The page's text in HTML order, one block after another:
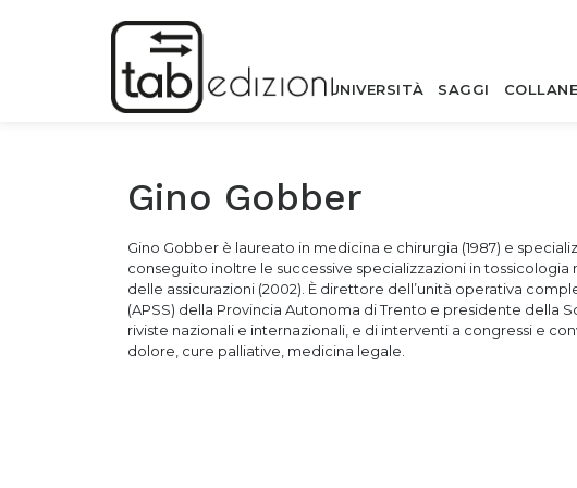
UNIVERSITÀ SAGGI COLLANE
Gino Gobber
Gino Gobber è laureato in medicina e chirurgia (1987) e
conseguito inoltre le successive specializzazioni in
delle assicurazioni (2002). È direttore dell’unità operativa
(APSS) della Provincia Autonoma di Trento e presidente della
riviste nazionali e internazionali, e di interventi a congressi e
dolore, cure palliative, medicina legale.